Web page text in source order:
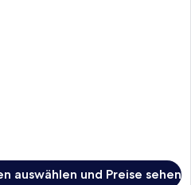
auswählen und Preise sehen